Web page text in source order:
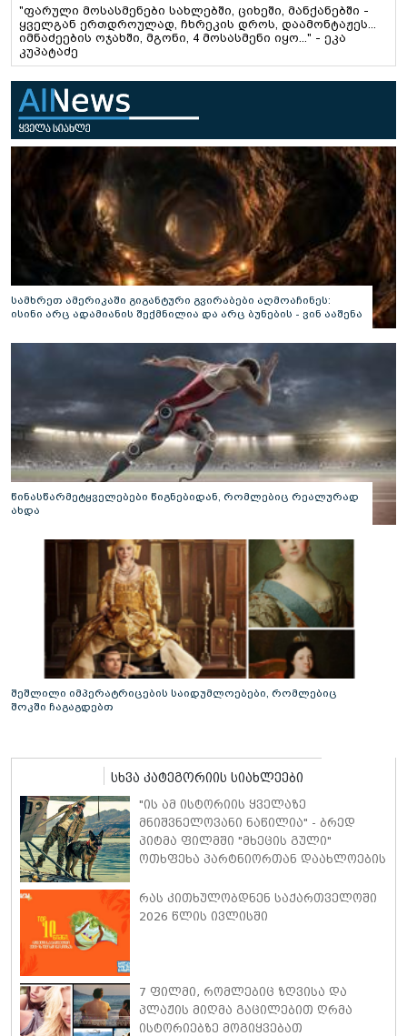
"ფარული მოსასმენები სახლებში, ციხეში, მანქანებში -
ყველგან ერთდროულად, ჩხრეკის დროს, დაამონტაჟეს...
იმნაძეების ოჯახში, მგონი, 4 მოსასმენი იყო..." - ეკა
კუპატაძე
სამხრეთ ამერიკაში გიგანტური გვირაბები აღმოაჩინეს:
ისინი არც ადამიანის შექმნილია და არც ბუნების - ვინ ააშენა
წინასწარმეტყველებები წიგნებიდან, რომლებიც რეალურად
ახდა
შეშლილი იმპერატრიცების საიდუმლოებები, რომლებიც
შოკში ჩაგაგდებთ
სხვა კატეგორიის სიახლეები
"ის ამ ისტორიის ყველაზე
მნიშვნელოვანი ნაწილია" - ბრედ
პიტმა ფილმში "მხეცის გული"
ოთხფეხა პარტნიორთან დაახლოების
ისაუბრა
რას კითხულობდნენ საქართველოში
2026 წლის ივლისში
7 ფილმი, რომლებიც ზღვისა და
პლაჟის მიღმა გაცილებით ღრმა
ისტორიებზე მოგიყვებათ